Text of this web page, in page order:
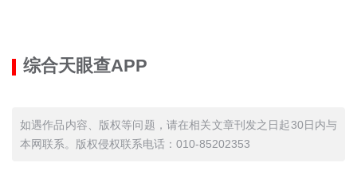
综合天眼查APP
如遇作品内容、版权等问题，请在相关文章刊发之日起30日内与
本网联系。版权侵权联系电话：010-85202353